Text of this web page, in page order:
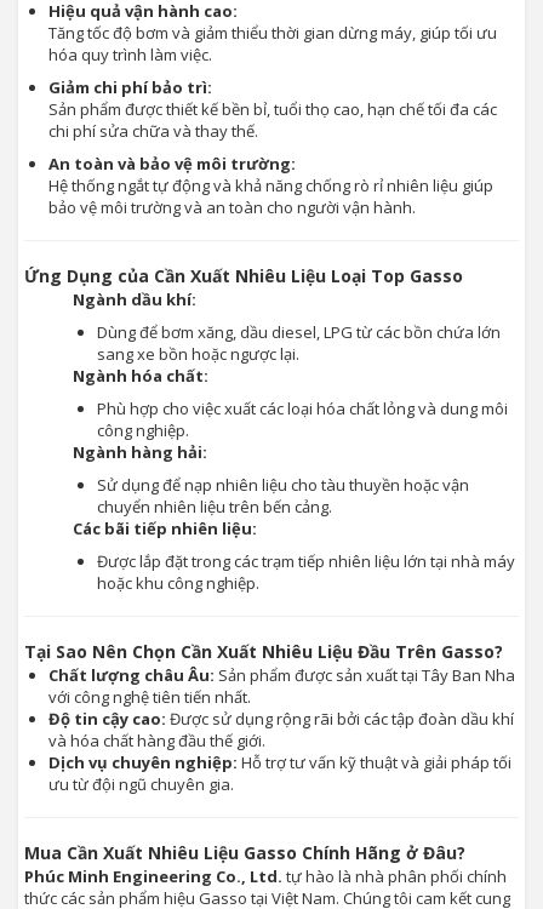
Hiệu quả vận hành cao:
Tăng tốc độ bơm và giảm thiểu thời gian dừng máy, giúp tối ưu
hóa quy trình làm việc.
Giảm chi phí bảo trì:
Sản phẩm được thiết kế bền bỉ, tuổi thọ cao, hạn chế tối đa các
chi phí sửa chữa và thay thế.
An toàn và bảo vệ môi trường:
Hệ thống ngắt tự động và khả năng chống rò rỉ nhiên liệu giúp
bảo vệ môi trường và an toàn cho người vận hành.
Ứng Dụng của Cần Xuất Nhiêu Liệu Loại Top Gasso
Ngành dầu khí:
Dùng để bơm xăng, dầu diesel, LPG từ các bồn chứa lớn
sang xe bồn hoặc ngược lại.
Ngành hóa chất:
Phù hợp cho việc xuất các loại hóa chất lỏng và dung môi
công nghiệp.
Ngành hàng hải:
Sử dụng để nạp nhiên liệu cho tàu thuyền hoặc vận
chuyển nhiên liệu trên bến cảng.
Các bãi tiếp nhiên liệu:
Được lắp đặt trong các trạm tiếp nhiên liệu lớn tại nhà máy
hoặc khu công nghiệp.
Tại Sao Nên Chọn Cần Xuất Nhiêu Liệu Đầu Trên Gasso?
Chất lượng châu Âu: Sản phẩm được sản xuất tại Tây Ban Nha
với công nghệ tiên tiến nhất.
Độ tin cậy cao: Được sử dụng rộng rãi bởi các tập đoàn dầu khí
và hóa chất hàng đầu thế giới.
Dịch vụ chuyên nghiệp: Hỗ trợ tư vấn kỹ thuật và giải pháp tối
ưu từ đội ngũ chuyên gia.
Mua Cần Xuất Nhiêu Liệu Gasso Chính Hãng ở Đâu?
Phúc Minh Engineering Co., Ltd. tự hào là nhà phân phối chính
thức các sản phẩm hiệu Gasso tại Việt Nam. Chúng tôi cam kết cung